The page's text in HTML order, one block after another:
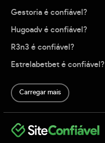
Gestoria é confiável?
Hugoadv é confiável?
R3n3 é confiável?
Estrelabetbet é confiável?
Carregar mais